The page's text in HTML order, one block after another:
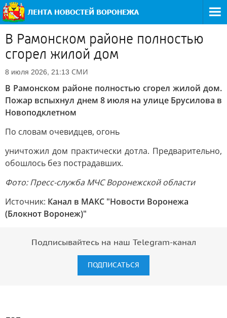
В Рамонском районе полностью
сгорел жилой дом
8 июля 2026, 21:13 СМИ
В Рамонском районе полностью сгорел жилой дом.
Пожар вспыхнул днем 8 июля на улице Брусилова в
Новоподклетном
По словам очевидцев, огонь
уничтожил дом практически дотла. Предварительно,
обошлось без пострадавших.
Фото: Пресс-служба МЧС Воронежской области
Источник: Канал в МАКС "Новости Воронежа
(Блокнот Воронеж)"
Подписывайтесь на наш Telegram-канал
ПОДПИСАТЬСЯ